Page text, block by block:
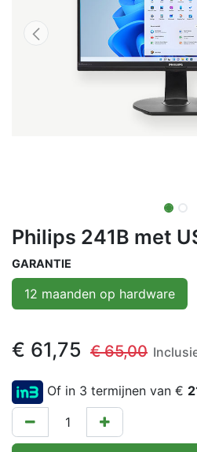
Philips 241B met
GARANTIE
12 maanden op hardware
€ 61,75 €65,00
Of in 3 termijnen van €